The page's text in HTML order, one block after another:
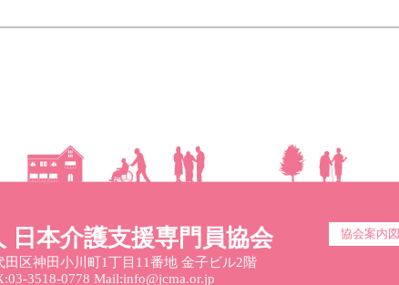
日本介護支援専門員協会
田区神田小川町1丁目11番地 金子ビル2階
3518-0778 Mail:info@jcma.or.jp
協会案内図